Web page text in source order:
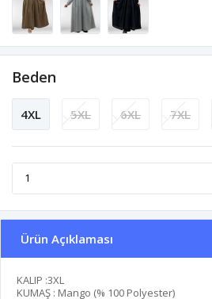
Beden
4XL 5XL 6XL 7XL
Ürün Açıklaması
KALIP :3XL
KUMAŞ : Mango (% 100 Polyester)